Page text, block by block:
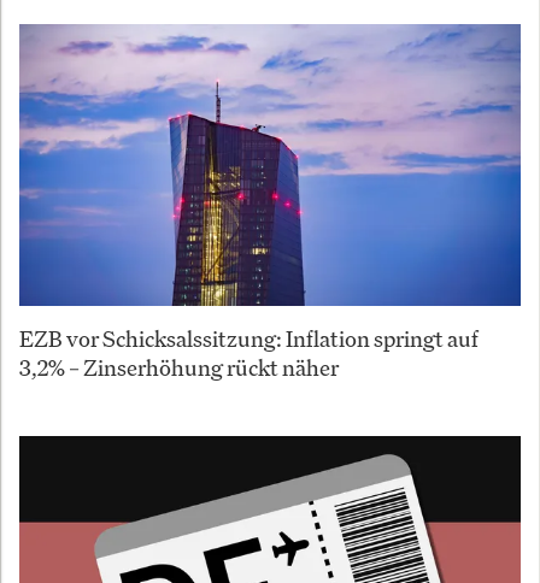
EZB vor Schicksalssitzung: Inflation springt auf
3,2% – Zinserhöhung rückt näher